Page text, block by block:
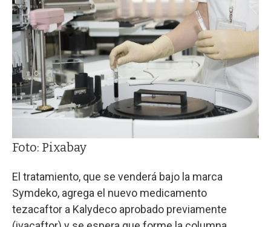
Foto: Pixabay
El tratamiento, que se venderá bajo la marca
Symdeko, agrega el nuevo medicamento
tezacaftor a Kalydeco aprobado previamente